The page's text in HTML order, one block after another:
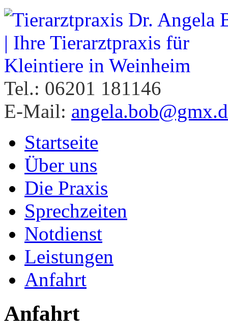
Tel.: 06201 181146
E-Mail:
Startseite
Über uns
Die Praxis
Sprechzeiten
Notdienst
Leistungen
Anfahrt
Anfahrt